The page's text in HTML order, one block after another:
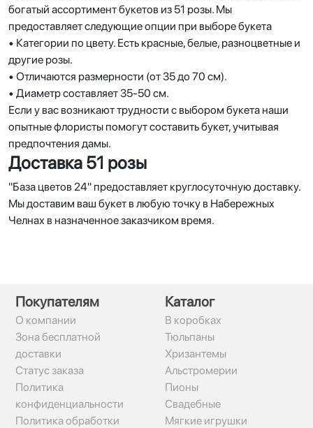
богатый ассортимент букетов из 51 розы. Мы
предоставляет следующие опции при выборе букета
• Категории по цвету. Есть красные, белые, разноцветные и
другие розы.
• Отличаются размерности (от 35 до 70 см).
• Диаметр составляет 35-50 см.
Если у вас возникают трудности с выбором букета наши
опытные флористы помогут составить букет, учитывая
предпочтения дамы.
Доставка 51 розы
"База цветов 24" предоставляет круглосуточную доставку.
Мы доставим ваш букет в любую точку в Набережных
Челнах в назначенное заказчиком время.
Покупателям
О компании
Зона бесплатной
доставки
Статус заказа
Политика
конфиденциальности
Политика обработки
Каталог
В коробках
Тюльпаны
Хризантемы
Альстромерии
Пионы
Свадебные
Мягкие игрушки